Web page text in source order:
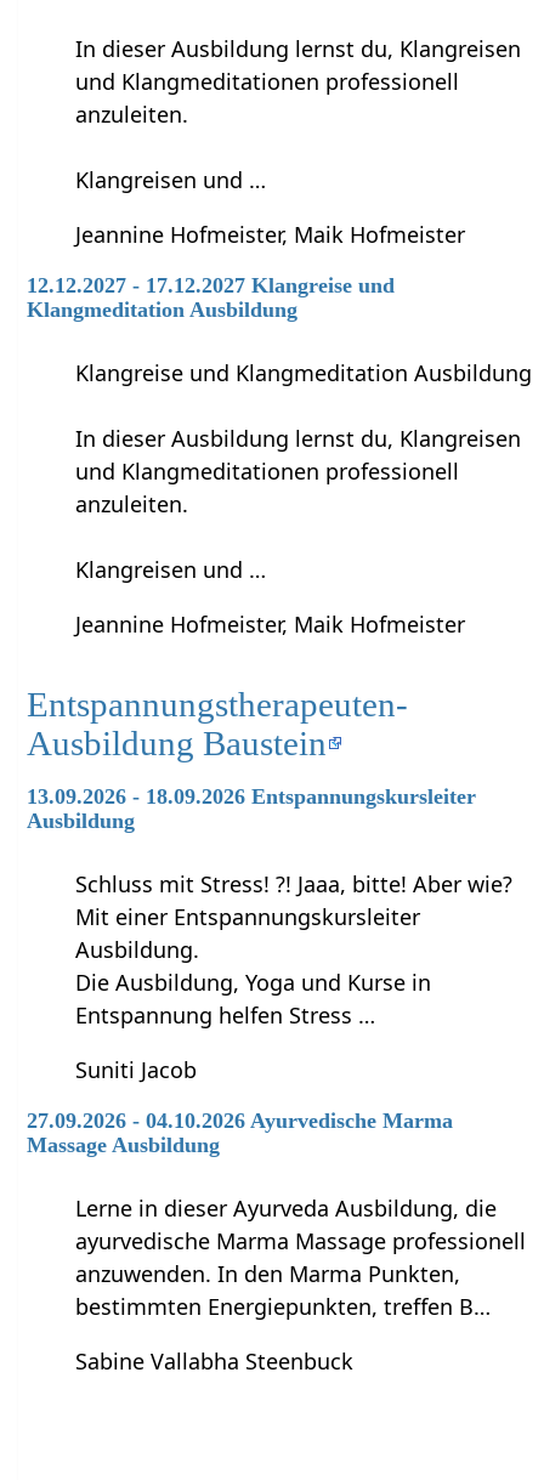
In dieser Ausbildung lernst du, Klangreisen
und Klangmeditationen professionell
anzuleiten.
Klangreisen und …
Jeannine Hofmeister, Maik Hofmeister
12.12.2027 - 17.12.2027 Klangreise und
Klangmeditation Ausbildung
Klangreise und Klangmeditation Ausbildung
In dieser Ausbildung lernst du, Klangreisen
und Klangmeditationen professionell
anzuleiten.
Klangreisen und …
Jeannine Hofmeister, Maik Hofmeister
Entspannungstherapeuten-
Ausbildung Baustein
13.09.2026 - 18.09.2026 Entspannungskursleiter
Ausbildung
Schluss mit Stress! ?! Jaaa, bitte! Aber wie?
Mit einer Entspannungskursleiter
Ausbildung.
Die Ausbildung, Yoga und Kurse in
Entspannung helfen Stress …
Suniti Jacob
27.09.2026 - 04.10.2026 Ayurvedische Marma
Massage Ausbildung
Lerne in dieser Ayurveda Ausbildung, die
ayurvedische Marma Massage professionell
anzuwenden. In den Marma Punkten,
bestimmten Energiepunkten, treffen B…
Sabine Vallabha Steenbuck